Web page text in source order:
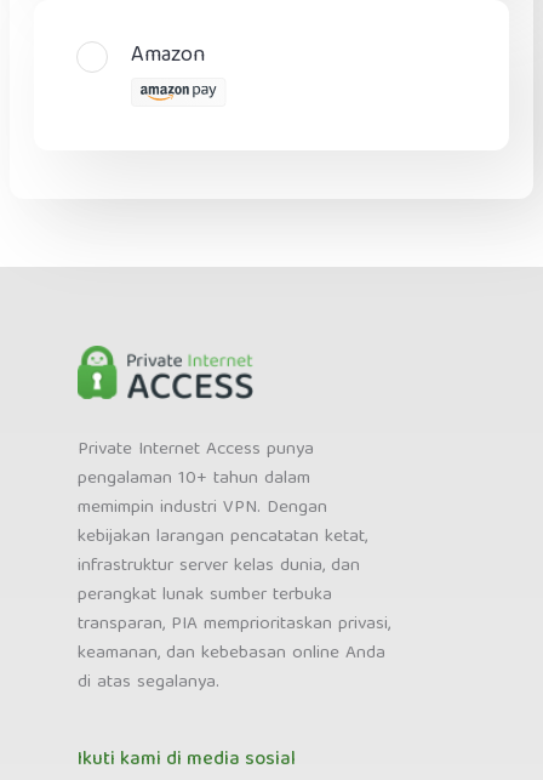
Amazon
Private Internet Access punya
pengalaman 10+ tahun dalam
memimpin industri VPN. Dengan
kebijakan larangan pencatatan ketat,
infrastruktur server kelas dunia, dan
perangkat lunak sumber terbuka
transparan, PIA memprioritaskan privasi,
keamanan, dan kebebasan online Anda
di atas segalanya.
Ikuti kami di media sosial